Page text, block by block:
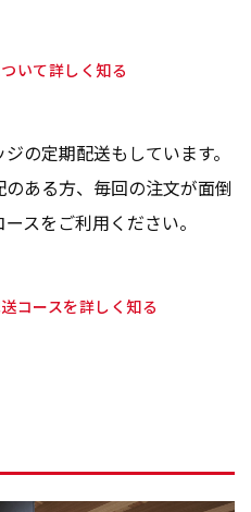
いて詳しく知る
の定期配送もしています。
ある方、毎回の注文が面倒
スをご利用ください。
コースを詳しく知る